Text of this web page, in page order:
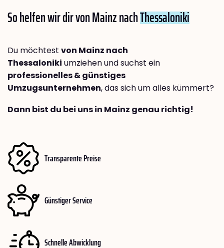
So helfen wir dir von Mainz nachThessaloniki
Du möchtest von Mainz nach
Thessaloniki umziehen und suchst ein
professionelles & günstiges
Umzugsunternehmen, das sich um alles kümmert?
Dann bist du bei uns in Mainz genau richtig!
Transparente Preise
Günstiger Service
Schnelle Abwicklung